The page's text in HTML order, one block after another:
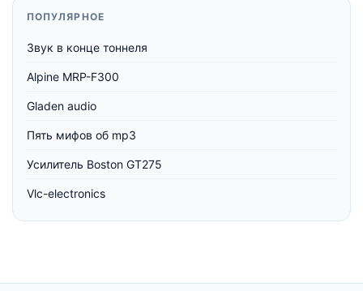
ПОПУЛЯРНОЕ
Звук в конце тоннеля
Alpine MRP-F300
Gladen audio
Пять мифов об mp3
Усилитель Boston GT275
Vlc-electronics